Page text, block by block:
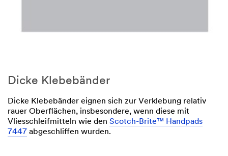
Dicke Klebebänder
Dicke Klebebänder eignen sich zur Verklebung relativ
rauer Oberflächen, insbesondere, wenn diese mit
Vliesschleifmitteln wie den Scotch-Brite™ Handpads
7447 abgeschliffen wurden.